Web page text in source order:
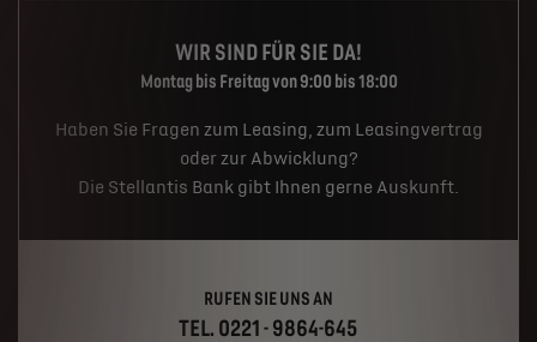
WIR SIND FÜR SIE DA!
Montag bis Freitag von 9:00 bis 18:00
Haben Sie Fragen zum Leasing, zum Leasingvertrag
oder zur Abwicklung?
Die Stellantis Bank gibt Ihnen gerne Auskunft.
RUFEN SIE UNS AN
TEL. 0221 - 9864-645